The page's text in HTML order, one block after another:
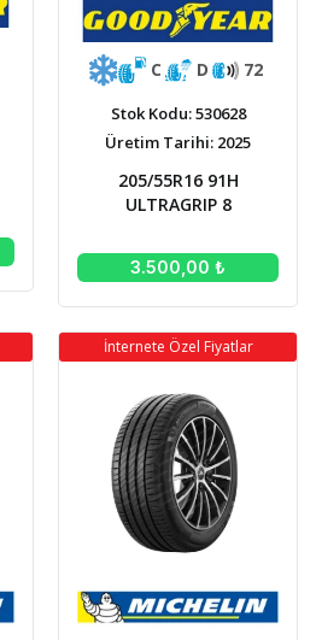
C D 72
Stok Kodu: 530628
Üretim Tarihi: 2025
205/55R16 91H
ULTRAGRIP 8
3.500,00 ₺
İnternete Özel Fiyatlar